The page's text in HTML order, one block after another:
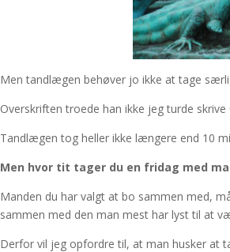
Men tandlægen behøver jo ikke at tage
Overskriften troede han ikke jeg turde skrive
Tandlægen tog heller ikke længere end 10
Men hvor tit tager du en fridag med
Manden du har valgt at bo sammen med,
sammen med den man mest har lyst til at
Derfor vil jeg opfordre til, at man husker at